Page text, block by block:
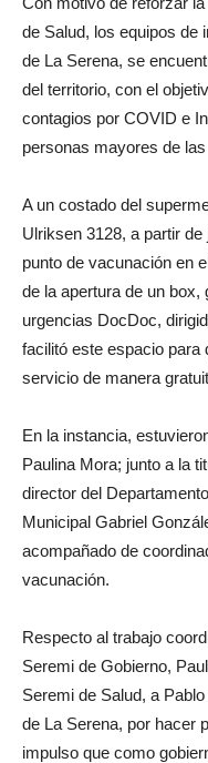
de Salud, los equipos de
de La Serena, se
del territorio, con el
contagios por COVID e
personas mayores de
A un costado del
Ulriksen 3128, a partir
punto de vacunación en
de la apertura de un
urgencias DocDoc,
facilitó este espacio para
servicio de manera
En la instancia,
Paulina Mora; junto a la
director del
Municipal Gabriel
acompañado de
vacunación.
Respecto al trabajo
Seremi de Gobierno,
Seremi de Salud, a
de La Serena, por hacer
impulso que como